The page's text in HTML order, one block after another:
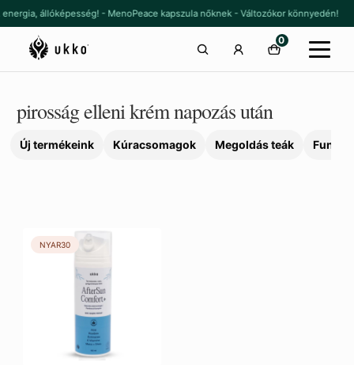
Ugrás
a
navigációhoz
Kilépés
a
tartalomba
állóképesség! - MenoPeace kapszula nőknek - Változókor könnyedén!
0
pirosság elleni krém napozás után
Új termékeink Kúracsomagok Megoldás teák